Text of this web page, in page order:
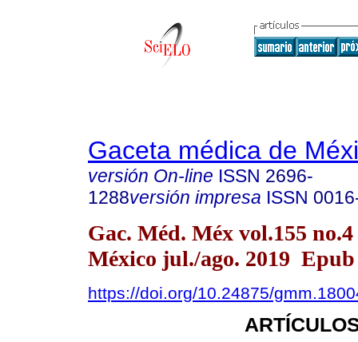
Gaceta médica de
versión On-line ISSN 2696-
1288versión impresa ISSN
Gac. Méd. Méx vol.155
México jul./ago. 2019
https://doi.org/10.24875/